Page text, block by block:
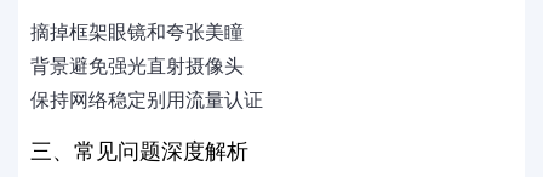
摘掉框架眼镜和夸张美瞳
背景避免强光直射摄像头
保持网络稳定别用流量认证
三、常见问题深度解析